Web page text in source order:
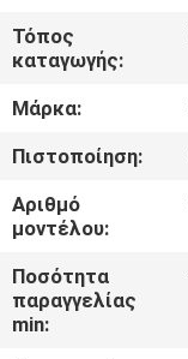
ΣΧΕΤΙΚΆ
ΜΕ
ΕΜΆΣ
ΓΎΡΟΣ
ΠΟΙΟΤΙΚΌΣ
Τόπος
καταγωγής:
Μάρκα:
Πιστοποίηση:
Αριθμό
μοντέλου:
Ποσότητα
παραγγελίας
min: